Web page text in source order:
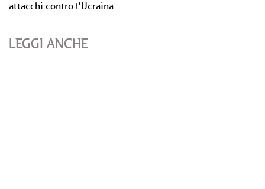
attacchi contro l'Ucraina.
LEGGI ANCHE